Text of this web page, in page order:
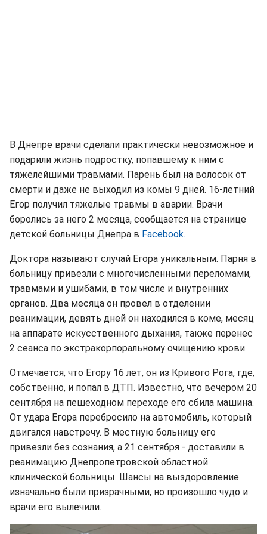
В Днепре врачи сделали практически невозможное и
подарили жизнь подростку, попавшему к ним с
тяжелейшими травмами. Парень был на волосок от
смерти и даже не выходил из комы 9 дней. 16-летний
Егор получил тяжелые травмы в аварии. Врачи
боролись за него 2 месяца, сообщается на странице
детской больницы Днепра в Facebook.
Доктора называют случай Егора уникальным. Парня в
больницу привезли с многочисленными переломами,
травмами и ушибами, в том числе и внутренних
органов. Два месяца он провел в отделении
реанимации, девять дней он находился в коме, месяц
на аппарате искусственного дыхания, также перенес
2 сеанса по экстракорпоральному очищению крови.
Отмечается, что Егору 16 лет, он из Кривого Рога, где,
собственно, и попал в ДТП. Известно, что вечером 20
сентября на пешеходном переходе его сбила машина.
От удара Егора перебросило на автомобиль, который
двигался навстречу. В местную больницу его
привезли без сознания, а 21 сентября - доставили в
реанимацию Днепропетровской областной
клинической больницы. Шансы на выздоровление
изначально были призрачными, но произошло чудо и
врачи его вылечили.